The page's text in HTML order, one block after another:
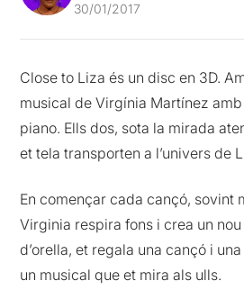
30/01/2017
Close to Liza és un disc en 3D.
musical de Virgínia Martínez
piano. Ells dos, sota la mirada
et tela transporten a l’univers de
En començar cada cançó, sovint
Virginia respira fons i crea un
d’orella, et regala una cançó i
un musical que et mira als ulls.